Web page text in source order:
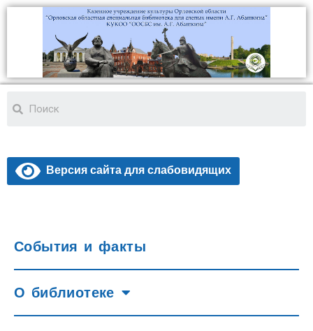
Версия сайта для слабовидящих
События и факты
О библиотеке